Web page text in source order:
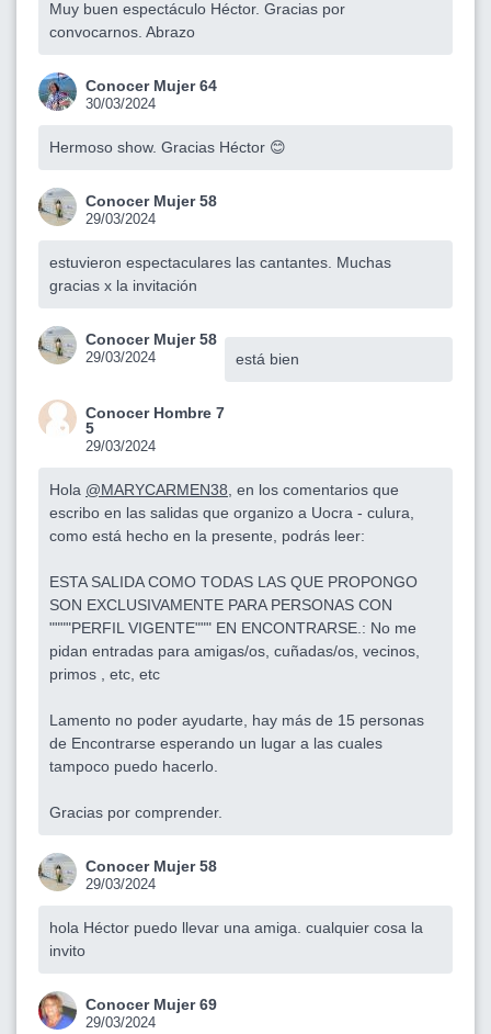
Muy buen espectáculo Héctor. Gracias por
convocarnos. Abrazo
Conocer Mujer 64
30/03/2024
Hermoso show. Gracias Héctor 😊
Conocer Mujer 58
29/03/2024
estuvieron espectaculares las cantantes. Muchas
gracias x la invitación
Conocer Mujer 58
29/03/2024 está bien
Conocer Hombre 7
5
29/03/2024
Hola @MARYCARMEN38 , en los comentarios que
escribo en las salidas que organizo a Uocra - culura,
como está hecho en la presente, podrás leer:
ESTA SALIDA COMO TODAS LAS QUE PROPONGO
SON EXCLUSIVAMENTE PARA PERSONAS CON
""""PERFIL VIGENTE""" EN ENCONTRARSE.: No me
pidan entradas para amigas/os, cuñadas/os, vecinos,
primos , etc, etc
Lamento no poder ayudarte, hay más de 15 personas
de Encontrarse esperando un lugar a las cuales
tampoco puedo hacerlo.
Gracias por comprender.
Conocer Mujer 58
29/03/2024
hola Héctor puedo llevar una amiga. cualquier cosa la
invito
Conocer Mujer 69
29/03/2024